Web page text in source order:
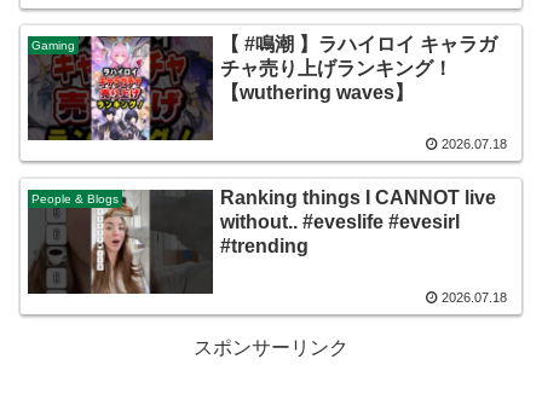
Gaming
【 #鳴潮 】ラハイロイ キャラガ
チャ売り上げランキング！
【wuthering waves】
2026.07.18
People & Blogs
Ranking things I CANNOT live
without.. #eveslife #evesirl
#trending
2026.07.18
スポンサーリンク